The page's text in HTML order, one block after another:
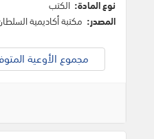
نوع المادة: الكتب
المصدر: مكتبة أكاديمية
مجموع الأوعية